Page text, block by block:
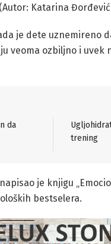
Katarina
je dete uznemireno
veoma ozbiljno i uvek
da
trening
je knjigu
bestselera.